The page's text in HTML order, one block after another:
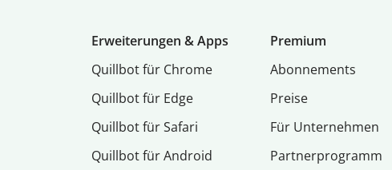
Erweiterungen & Apps
Quillbot für Chrome
Quillbot für Edge
Quillbot für Safari
Quillbot für Android
Premium
Abon­ne­ments
Preise
Für Unternehmen
Partnerprogramm